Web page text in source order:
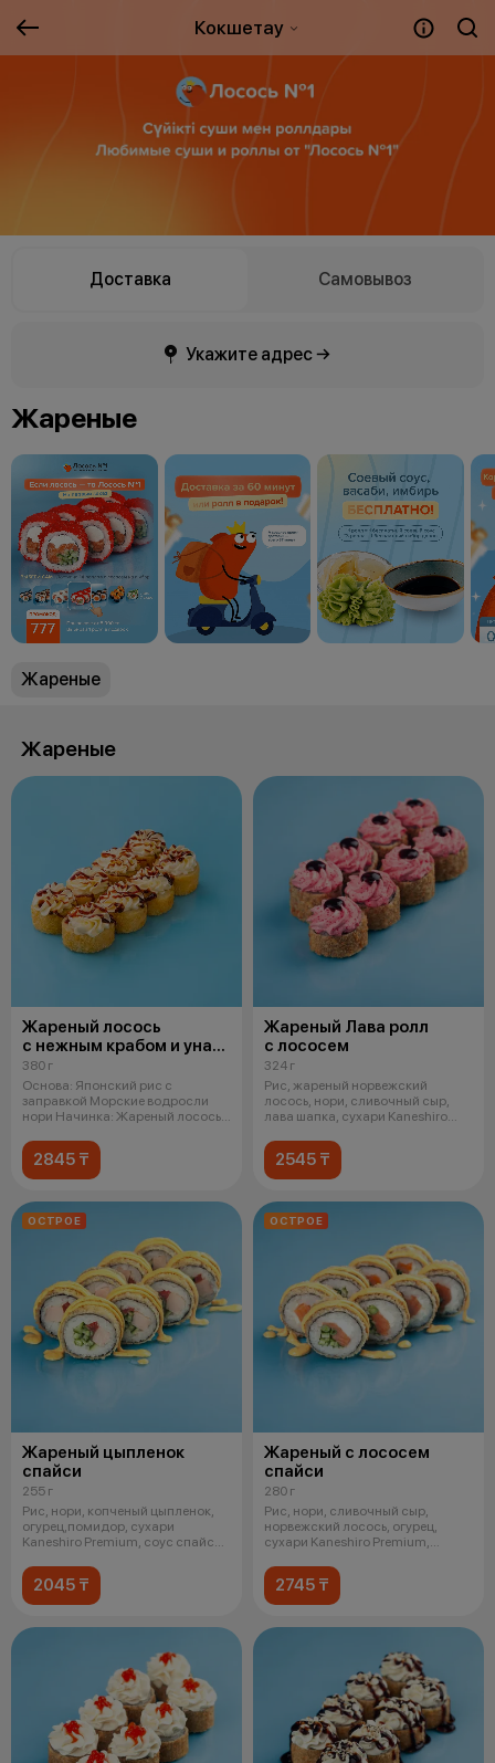
Кокшетау
Доставка Самовывоз
Укажите адрес →
Жареные
Жареные
Жареные
Жареный лосось
с нежным крабом и унаги
соусом
380 г
Основа: Японский рис с
заправкой Морские водросли
нори Начинка: Жареный лосось в
2845 ₸
Жареный Лава ролл
с лососем
324 г
Рис, жареный норвежский
лосось, нори, сливочный сыр,
лава шапка, сухари Kaneshiro
2545 ₸
ОСТРОЕ
Жареный цыпленок
спайси
255 г
Рис, нори, копченый цыпленок,
огурец,помидор, сухари
Kaneshiro Premium, соус спайси.
2045 ₸
ОСТРОЕ
Жареный с лососем
спайси
280 г
Рис, нори, сливочный сыр,
норвежский лосось, огурец,
сухари Kaneshiro Premium,
2745 ₸